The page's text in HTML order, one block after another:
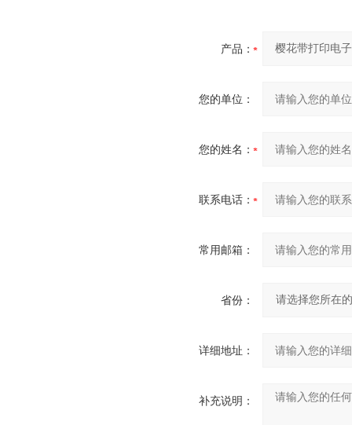
产品：
您的单位：
您的姓名：
联系电话：
常用邮箱：
省份：
详细地址：
补充说明：